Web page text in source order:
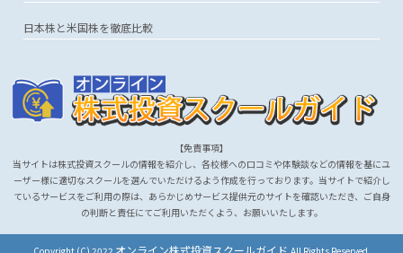
日本株と米国株を徹底比較
【免責事項】
当サイトは株式投資スクールの情報を紹介し、各校様への口コミや体験談などの情報を基にユ
ーザー様に適切なスクールを選んでいただけるよう作成を行っております。当サイトで紹介し
ているサービスをご利用の際は、あらかじめサービス提供元のサイトを確認いただき、ご自身
の判断と責任にてご利用いただくよう、お願いいたします。
オンライン株式投資スクールガイド